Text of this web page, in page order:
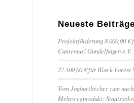
Neueste Beiträge
Projektförderung 8.000,00 €
Cantemus! Gundelfingen
27.500,00 € für Black
Vom Joghurtbecher zum
Mehrwegprodukt: